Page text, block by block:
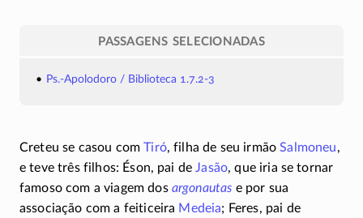
PASSAGENS SELECIONADAS
Ps.-Apolodoro / Biblioteca 1.7.2-3
Creteu se casou comTiró, filha de seu irmãoSalmoneu,
e teve três filhos: Éson, pai deJasão, que iria se tornar
famoso com a viagem dos argonautas e por sua
associação com a feiticeira Medeia; Feres, pai de